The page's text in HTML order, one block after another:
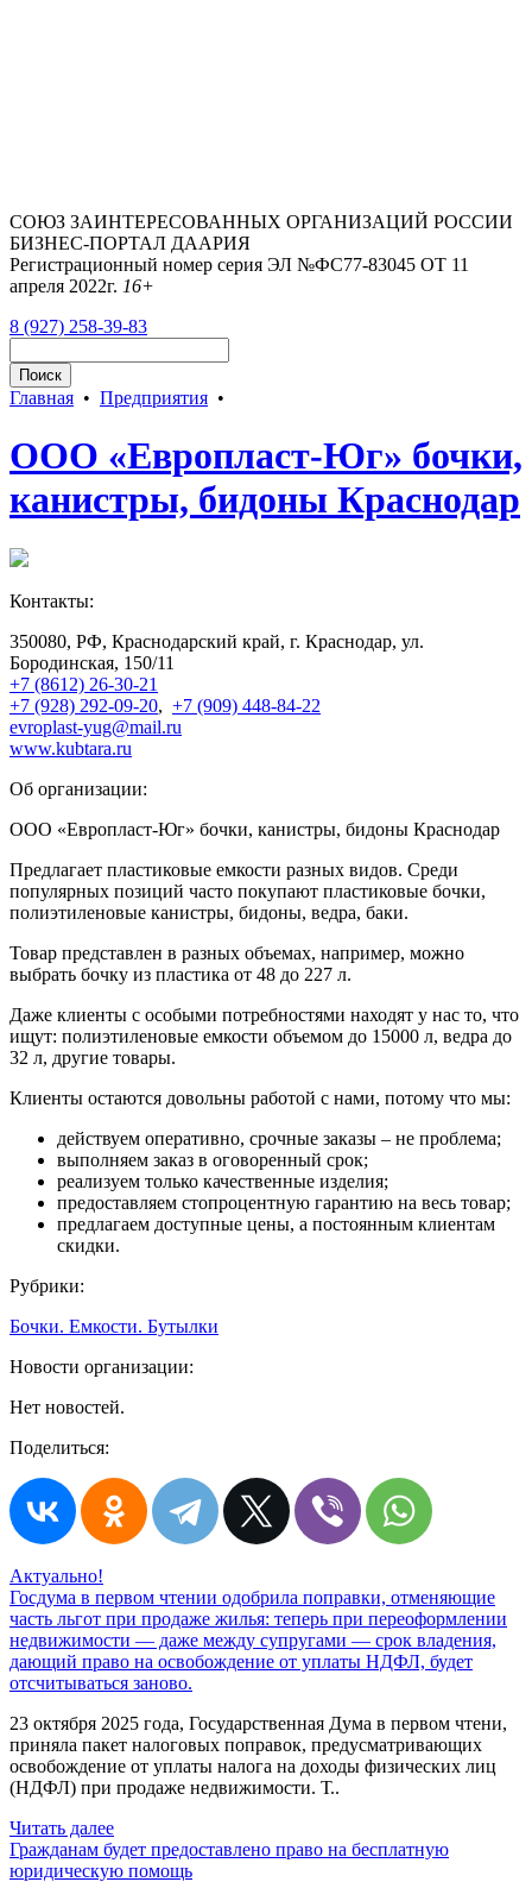
СОЮЗ ЗАИНТЕРЕСОВАННЫХ ОРГАНИЗАЦИЙ РОССИИ
БИЗНЕС-ПОРТАЛ ДААРИЯ
Регистрационный номер серия ЭЛ №ФС77-83045 ОТ 11
апреля 2022г. 16+
8 (927) 258-39-83
Главная • Предприятия •
ООО «Европласт-Юг» бочки,
канистры, бидоны Краснодар
Контакты:
350080, РФ, Краснодарский край, г. Краснодар, ул.
Бородинская, 150/11
+7 (8612) 26-30-21
+7 (928) 292-09-20, +7 (909) 448-84-22
evroplast-yug@mail.ru
www.kubtara.ru
Об организации:
ООО «Европласт-Юг» бочки, канистры, бидоны Краснодар
Предлагает пластиковые емкости разных видов. Среди
популярных позиций часто покупают пластиковые бочки,
полиэтиленовые канистры, бидоны, ведра, баки.
Товар представлен в разных объемах, например, можно
выбрать бочку из пластика от 48 до 227 л.
Даже клиенты с особыми потребностями находят у нас то, что
ищут: полиэтиленовые емкости объемом до 15000 л, ведра до
32 л, другие товары.
Клиенты остаются довольны работой с нами, потому что мы:
действуем оперативно, срочные заказы – не проблема;
выполняем заказ в оговоренный срок;
реализуем только качественные изделия;
предоставляем стопроцентную гарантию на весь товар;
предлагаем доступные цены, а постоянным клиентам
скидки.
Рубрики:
Бочки. Емкости. Бутылки
Новости организации:
Нет новостей.
Поделиться:
Актуально!
Госдума в первом чтении одобрила поправки, отменяющие
часть льгот при продаже жилья: теперь при переоформлении
недвижимости — даже между супругами — срок владения,
дающий право на освобождение от уплаты НДФЛ, будет
отсчитываться заново.
23 октября 2025 года, Государственная Дума в первом чтени,
приняла пакет налоговых поправок, предусматривающих
освобождение от уплаты налога на доходы физических лиц
(НДФЛ) при продаже недвижимости. Т..
Читать далее
Гражданам будет предоставлено право на бесплатную
юридическую помощь